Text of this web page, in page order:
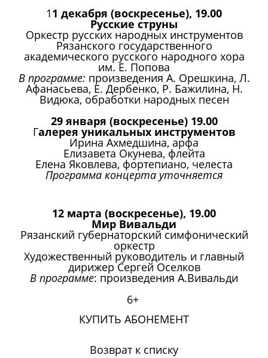
11 декабря (воскресенье), 19.00
Русские струны
Оркестр русских народных инструментов
Рязанского государственного
академического русского народного хора
им. Е. Попова
В программе: произведения А. Орешкина, Л.
Афанасьева, Е. Дербенко, Р. Бажилина, Н.
Видюка, обработки народных песен
29 января (воскресенье) 19.00
Галерея уникальных инструментов
Ирина Ахмедшина, арфа
Елизавета Окунева, флейта
Елена Яковлева, фортепиано, челеста
Программа концерта уточняется
12 марта (воскресенье), 19.00
Мир Вивальди
Рязанский губернаторский симфонический
оркестр
Художественный руководитель и главный
дирижер Сергей Оселков
В программе: произведения А.Вивальди
6+
КУПИТЬ АБОНЕМЕНТ
Возврат к списку